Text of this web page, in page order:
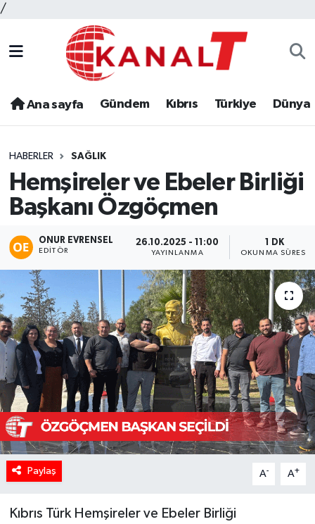
/
Ana sayfa Gündem Kıbrıs Türkiye Dünya
HABERLER SAĞLIK
Hemşireler ve Ebeler Birliği
Başkanı Özgöçmen
ONUR EVRENSEL
EDITÖR
26.10.2025 - 11:00
YAYINLANMA
1 DK
OKUNMA SÜRESI
Paylaş A- A+
Kıbrıs Türk Hemşireler ve Ebeler Birliği